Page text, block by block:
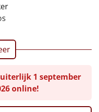
1 september
online!